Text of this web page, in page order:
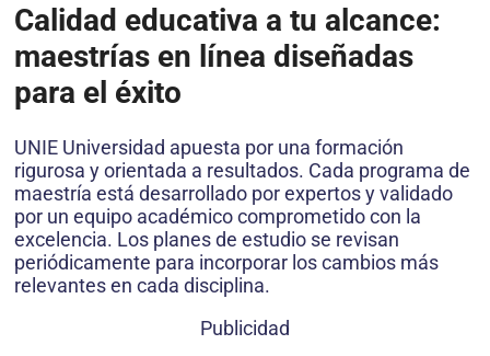
Calidad educativa a tu alcance:
maestrías en línea diseñadas
para el éxito
UNIE Universidad apuesta por una formación
rigurosa y orientada a resultados. Cada programa de
maestría está desarrollado por expertos y validado
por un equipo académico comprometido con la
excelencia. Los planes de estudio se revisan
periódicamente para incorporar los cambios más
relevantes en cada disciplina.
Publicidad